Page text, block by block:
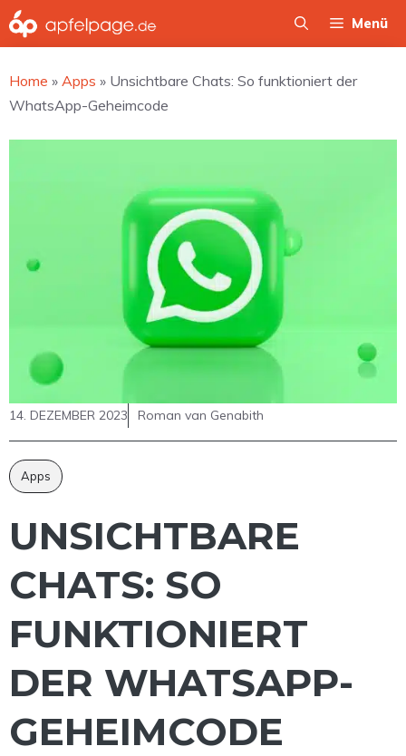
Zum
Inhalt
Menü
Home » Apps » Unsichtbare Chats: So funktioniert der
WhatsApp-Geheimcode
14. DEZEMBER 2023 Roman van Genabith
Apps
UNSICHTBARE
CHATS: SO
FUNKTIONIERT
DER WHATSAPP-
GEHEIMCODE